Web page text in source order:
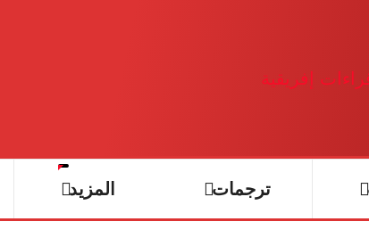
ترجمات المزيد